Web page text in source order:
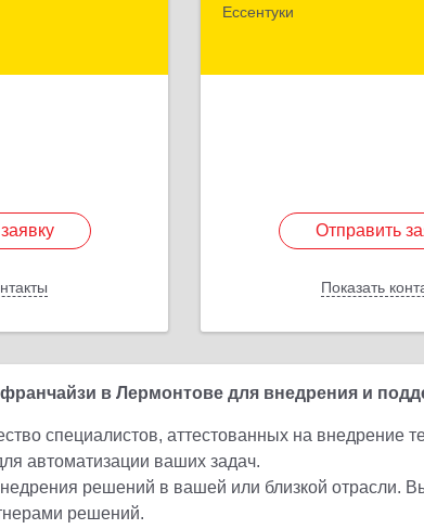
Подробнее
Ессентуки
Отправить
Показать
Ессентуки г,
Отправить
Назад
в Лермонтове для внедрения и
специалистов, аттестованных на
автоматизации ваших задач.
решений в вашей или близкой отрасли.
решений.